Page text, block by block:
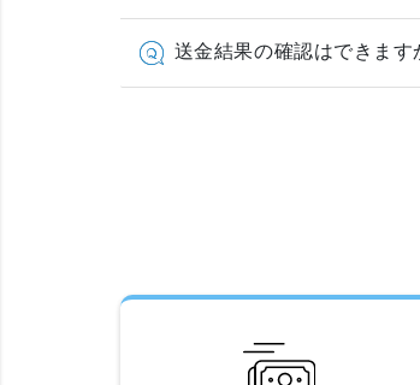
送金結果の確認はできます